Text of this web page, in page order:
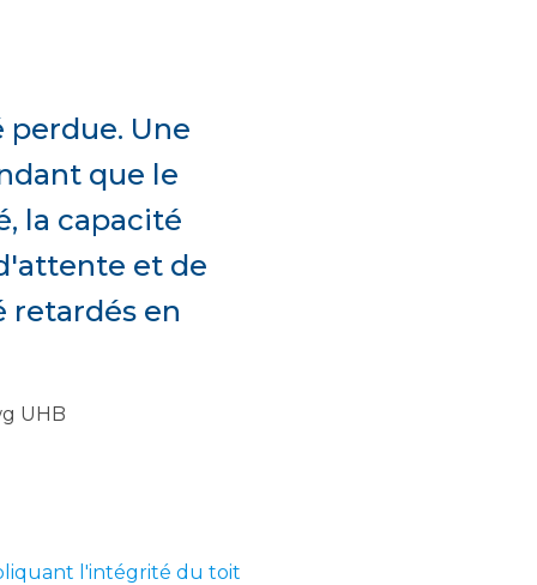
perdue. Une
que le
la capacité
et de
retardés en
UHB
l'intégrité du toit